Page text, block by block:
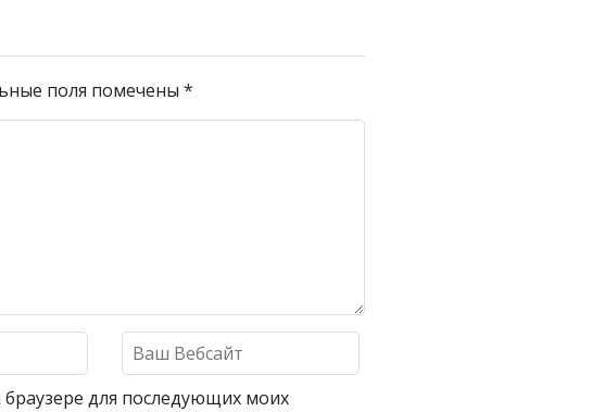
поля помечены *
для последующих моих